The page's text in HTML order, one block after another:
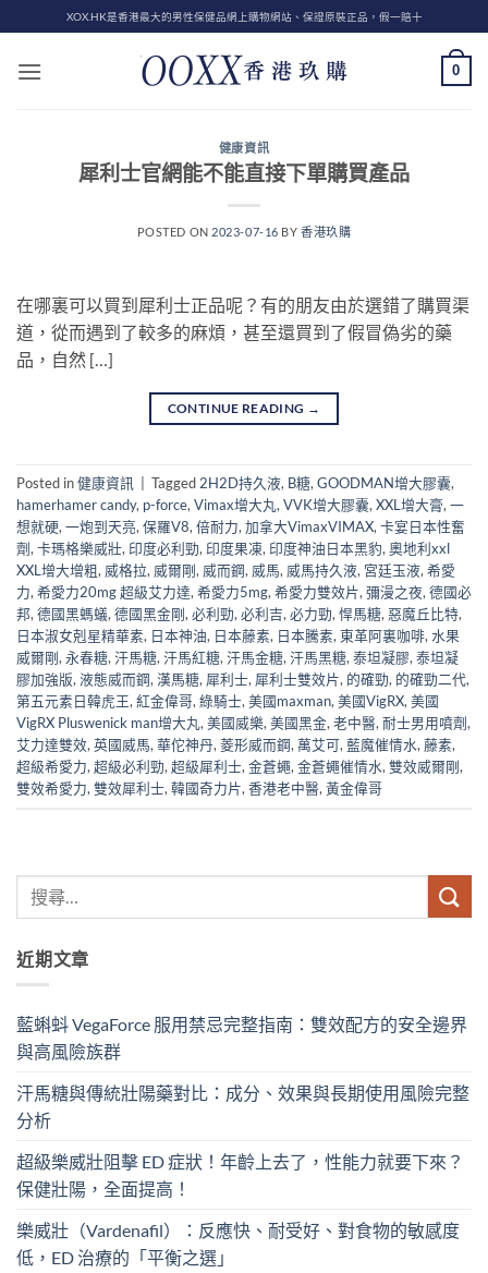
to
content
XOX.HK是香港最大的男性保健品網上購物網站、保證原裝正品，假一賠十
0
健康資訊
犀利士官網能不能直接下單購買產品
POSTED ON 2023-07-16 BY香港玖購
在哪裏可以買到犀利士正品呢？有的朋友由於選錯了購買渠
道，從而遇到了較多的麻煩，甚至還買到了假冒偽劣的藥
品，自然 […]
CONTINUE READING →
Posted in健康資訊 Tagged 2H2D持久液, B糖, GOODMAN增大膠囊,
hamerhamer candy, p-force, Vimax增大丸, VVK增大膠囊, XXL增大膏, 一
想就硬, 一炮到天亮, 保羅V8, 倍耐力, 加拿大VimaxVIMAX, 卡宴日本性奮
劑, 卡瑪格樂威壯, 印度必利勁, 印度果凍, 印度神油日本黑豹, 奧地利xxl
XXL增大增粗, 威格拉, 威爾剛, 威而鋼, 威馬, 威馬持久液, 宮廷玉液, 希愛
力, 希愛力20mg 超級艾力達, 希愛力5mg, 希愛力雙效片, 彌漫之夜, 德國必
邦, 德國黑螞蟻, 德國黑金剛, 必利勁, 必利吉, 必力勁, 悍馬糖, 惡魔丘比特,
日本淑女剋星精華素, 日本神油, 日本藤素, 日本騰素, 東革阿裏咖啡, 水果
威爾剛, 永春糖, 汗馬糖, 汗馬紅糖, 汗馬金糖, 汗馬黑糖, 泰坦凝膠, 泰坦凝
膠加強版, 液態威而鋼, 漢馬糖, 犀利士, 犀利士雙效片, 的確勁, 的確勁二代,
第五元素日韓虎王, 紅金偉哥, 綠騎士, 美國maxman, 美國VigRX, 美國
VigRX Pluswenick man增大丸, 美國威樂, 美國黑金, 老中醫, 耐士男用噴劑,
艾力達雙效, 英國威馬, 華佗神丹, 菱形威而鋼, 萬艾可, 藍魔催情水, 藤素,
超級希愛力, 超級必利勁, 超級犀利士, 金蒼蠅, 金蒼蠅催情水, 雙效威爾剛,
雙效希愛力, 雙效犀利士, 韓國奇力片, 香港老中醫, 黃金偉哥
近期文章
藍蝌蚪 VegaForce 服用禁忌完整指南：雙效配方的安全邊界
與高風險族群
汗馬糖與傳統壯陽藥對比：成分、效果與長期使用風險完整
分析
超級樂威壯阻擊 ED 症狀！年齡上去了，性能力就要下來？
保健壯陽，全面提高！
樂威壯（Vardenafil）：反應快、耐受好、對食物的敏感度
低，ED 治療的「平衡之選」